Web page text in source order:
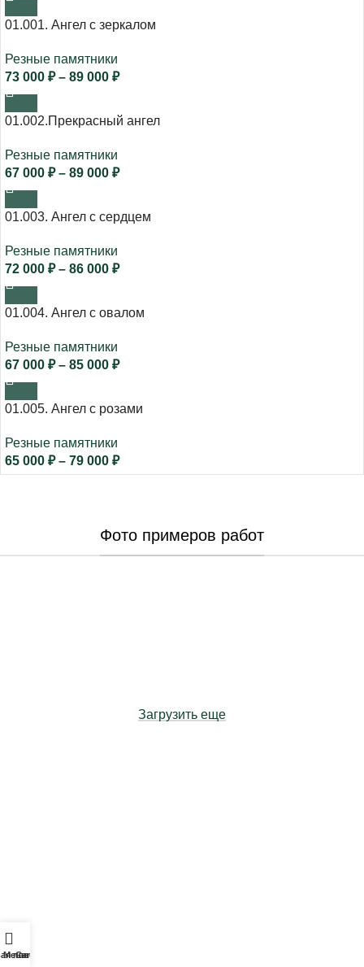
01.001. Ангел с зеркалом
Резные памятники
73 000 ₽ – 89 000 ₽
01.002.Прекрасный ангел
Резные памятники
67 000 ₽ – 89 000 ₽
01.003. Ангел с сердцем
Резные памятники
72 000 ₽ – 86 000 ₽
01.004. Ангел с овалом
Резные памятники
67 000 ₽ – 85 000 ₽
01.005. Ангел с розами
Резные памятники
65 000 ₽ – 79 000 ₽
Фото примеров работ
Загрузить еще
панель
Меню
Cart